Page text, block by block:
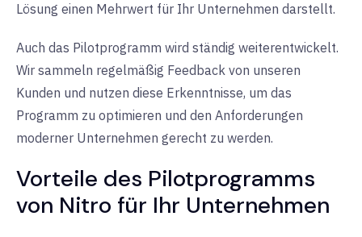
Lösung einen Mehrwert für Ihr Unternehmen darstellt.
Auch das Pilotprogramm wird ständig weiterentwickelt.
Wir sammeln regelmäßig Feedback von unseren
Kunden und nutzen diese Erkenntnisse, um das
Programm zu optimieren und den Anforderungen
moderner Unternehmen gerecht zu werden.
Vorteile des Pilotprogramms
von Nitro für Ihr Unternehmen